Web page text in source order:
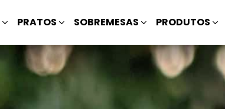
PRATOS SOBREMESAS PRODUTOS